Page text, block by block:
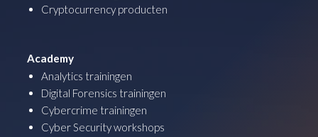
Cryptocurrency producten
Academy
Analytics trainingen
Digital Forensics trainingen
Cybercrime trainingen
Cyber Security workshops